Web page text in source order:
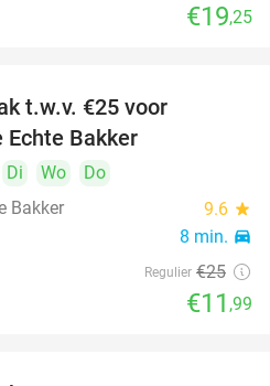
€19,25
t.w.v. €25 voor
Echte Bakker
Di Wo
Do
Bakker
9.6 star
8 min. directions_car
Regulier €25
€11 ,99